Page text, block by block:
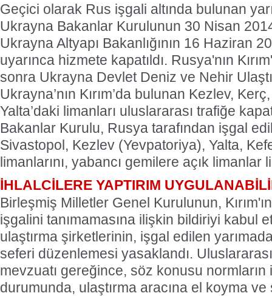
Geçici olarak Rus işgali altında bulunan
Ukrayna Bakanlar Kurulunun 30 Nisan
Ukrayna Altyapı Bakanlığının 16 Haziran
uyarınca hizmete kapatıldı. Rusya'nın
sonra Ukrayna Devlet Deniz ve Nehir
Ukrayna’nın Kırım’da bulunan Kezlev,
Yalta’daki limanları uluslararası trafiğe
Bakanlar Kurulu, Rusya tarafından işgal
Sivastopol, Kezlev (Yevpatoriya), Yalta,
limanlarını, yabancı gemilere açık limanlar
İHLALCİLERE YAPTIRIM
Birleşmiş Milletler Genel Kurulunun,
işgalini tanımamasına ilişkin bildiriyi kabul
ulaştırma şirketlerinin, işgal edilen
seferi düzenlemesi yasaklandı.
mevzuatı gereğince, söz konusu normların
durumunda, ulaştırma aracına el koyma